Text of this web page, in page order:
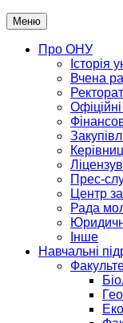
Меню
Про ОНУ
Історія
Вчена
Ректорат
Прес-
Центр
Рада
Інше
Навчальні